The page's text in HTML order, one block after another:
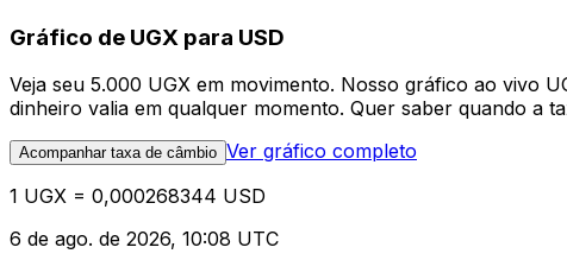
Gráfico de UGX para USD
Veja seu 5.000 UGX em movimento. Nosso gráfico ao vivo
dinheiro valia em qualquer momento. Quer saber quando a
Acompanhar taxa de câmbio Ver gráfico completo
1 UGX = 0,000268344 USD
6 de ago. de 2026, 10:08 UTC